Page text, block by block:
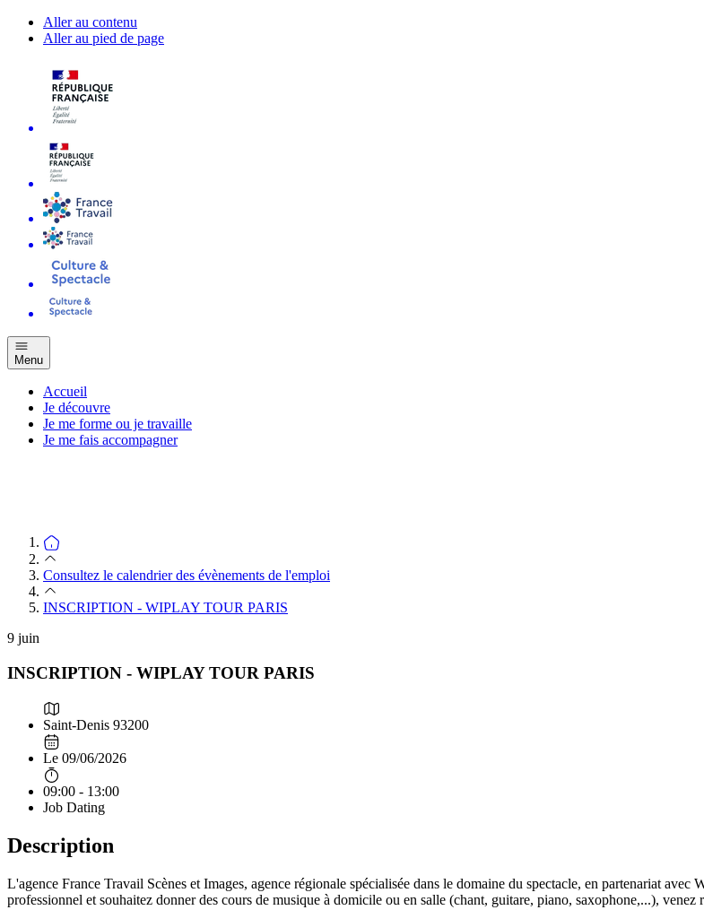
Aller au contenu
Aller au pied de page
Menu
Accueil
Je découvre
Je me forme ou je travaille
Je me fais accompagner
Consultez le calendrier des évènements de l'emploi
INSCRIPTION - WIPLAY TOUR PARIS
9 juin
INSCRIPTION - WIPLAY TOUR PARIS
Saint-Denis 93200
Le 09/06/2026
09:00 - 13:00
Job Dating
Description
L'agence France Travail Scènes et Images, agence régionale spécialisée dans le domaine du spectacle, en partenariat
professionnel et souhaitez donner des cours de musique à domicile ou en salle (chant, guitare, piano, saxophone,...),